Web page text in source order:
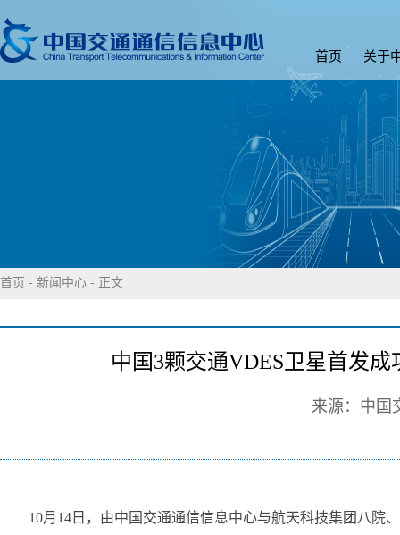
首页 关于
首页 - 新闻中心 - 正文
中国3颗交通VDES卫星首发
来源：中国
10月14日，由中国交通通信信息中心与航天科技集团八院